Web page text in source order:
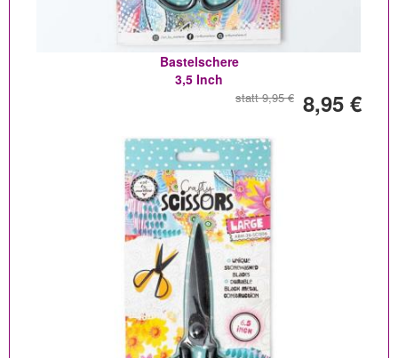
Bastelschere
3,5 Inch
8,95 €
statt 9,95 €